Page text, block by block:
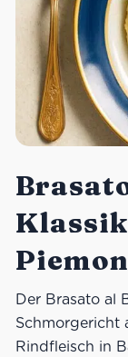
Der Brasato al
Schmorgericht
Rindfleisch in